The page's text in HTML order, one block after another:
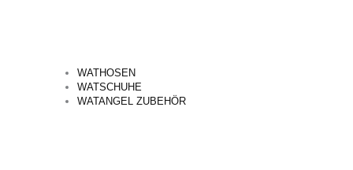
WATHOSEN
WATSCHUHE
WATANGEL ZUBEHÖR